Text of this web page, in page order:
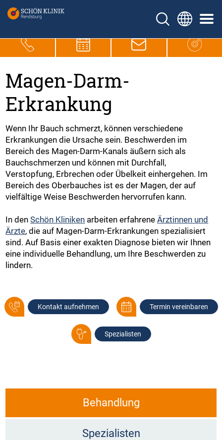
Magen-Darm-
Erkrankung
Wenn Ihr Bauch schmerzt, können verschiedene
Erkrankungen die Ursache sein. Beschwerden im
Bereich des Magen-Darm-Kanals äußern sich als
Bauchschmerzen und können mit Durchfall,
Verstopfung, Erbrechen oder Übelkeit einhergehen. Im
Bereich des Oberbauches ist es der Magen, der auf
vielfältige Weise Beschwerden hervorrufen kann.
In denSchön Kliniken arbeiten erfahreneÄrztinnen und
Ärzte, die auf Magen-Darm-Erkrankungen spezialisiert
sind. Auf Basis einer exakten Diagnose bieten wir Ihnen
eine individuelle Behandlung, um Ihre Beschwerden zu
lindern.
Kontakt aufnehmen Termin vereinbaren
Spezialisten
Behandlung
Spezialisten